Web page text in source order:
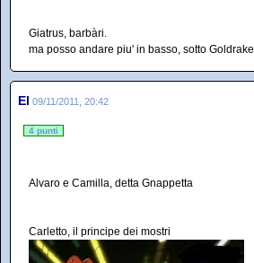
Giatrus, barbàri.
ma posso andare piu' in basso, sotto Goldrake
El 09/11/2011, 20:42
4 punti
Alvaro e Camilla, detta Gnappetta
Carletto, il principe dei mostri